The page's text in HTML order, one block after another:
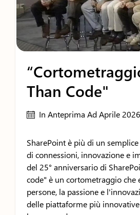
Than Code"
In Anteprima Ad Aprile 2026
SharePoint è più di un
di connessioni, innovazione e
del 25° anniversario di
code" è un cortometraggio che
persone, la passione e
delle piattaforme più